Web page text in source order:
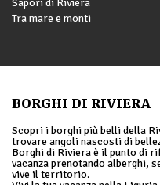
Sapori di Riviera
Tra mare e monti
BORGHI DI RIVIERA
Scopri i borghi più belli della
trovare angoli nascosti di
Borghi di Riviera è il punto di
vacanza prenotando alberghi,
vive il territorio.